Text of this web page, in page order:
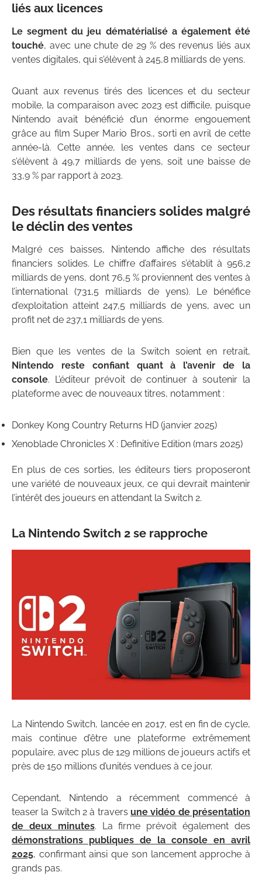
liés aux licences
Le segment du jeu dématérialisé a également été
touché, avec une chute de 29 % des revenus liés aux
ventes digitales, qui s’élèvent à 245,8 milliards de yens.
Quant aux revenus tirés des licences et du secteur
mobile, la comparaison avec 2023 est difficile, puisque
Nintendo avait bénéficié d’un énorme engouement
grâce au film Super Mario Bros., sorti en avril de cette
année-là. Cette année, les ventes dans ce secteur
s’élèvent à 49,7 milliards de yens, soit une baisse de
33,9 % par rapport à 2023.
Des résultats financiers solides malgré
le déclin des ventes
Malgré ces baisses, Nintendo affiche des résultats
financiers solides. Le chiffre d’affaires s’établit à 956,2
milliards de yens, dont 76,5 % proviennent des ventes à
l’international (731,5 milliards de yens). Le bénéfice
d’exploitation atteint 247,5 milliards de yens, avec un
profit net de 237,1 milliards de yens.
Bien que les ventes de la Switch soient en retrait,
Nintendo reste confiant quant à l’avenir de la
console. L’éditeur prévoit de continuer à soutenir la
plateforme avec de nouveaux titres, notamment :
Donkey Kong Country Returns HD (janvier 2025)
Xenoblade Chronicles X : Definitive Edition (mars 2025)
En plus de ces sorties, les éditeurs tiers proposeront
une variété de nouveaux jeux, ce qui devrait maintenir
l’intérêt des joueurs en attendant la Switch 2.
La Nintendo Switch 2 se rapproche
La Nintendo Switch, lancée en 2017, est en fin de cycle,
mais continue d’être une plateforme extrêmement
populaire, avec plus de 129 millions de joueurs actifs et
près de 150 millions d’unités vendues à ce jour.
Cependant, Nintendo a récemment commencé à
teaser la Switch 2 à travers une vidéo de présentation
de deux minutes. La firme prévoit également des
démonstrations publiques de la console en avril
2025, confirmant ainsi que son lancement approche à
grands pas.